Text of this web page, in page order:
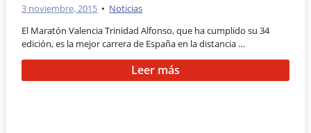
3 noviembre, 2015 • Noticias
El Maratón Valencia Trinidad Alfonso, que ha cumplido su 34
edición, es la mejor carrera de España en la distancia …
Leer más